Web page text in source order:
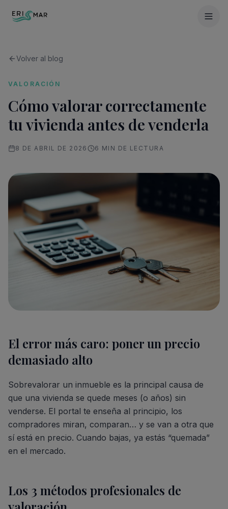
Volver al blog
VALORACIÓN
Cómo valorar correctamente
tu vivienda antes de venderla
8 DE ABRIL DE 2026 6 MIN DE LECTURA
El error más caro: poner un precio
demasiado alto
Sobrevalorar un inmueble es la principal causa de
que una vivienda se quede meses (o años) sin
venderse. El portal te enseña al principio, los
compradores miran, comparan… y se van a otra que
sí está en precio. Cuando bajas, ya estás “quemada”
en el mercado.
Los 3 métodos profesionales de